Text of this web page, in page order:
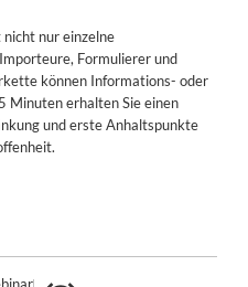
nur einzelne
Formulierer und
können Informations- oder
Minuten erhalten Sie einen
und erste Anhaltspunkte